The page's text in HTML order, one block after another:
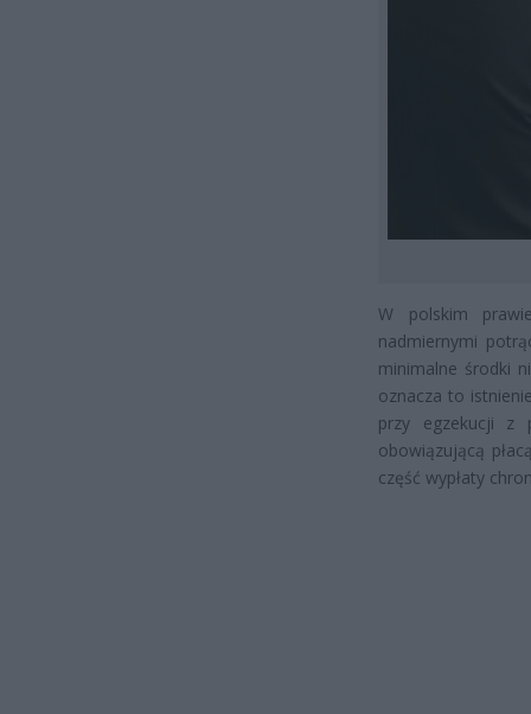
W polskim
nadmiernymi
minimalne środki
oznacza to
przy egzekucji z
obowiązującą
część wypłaty